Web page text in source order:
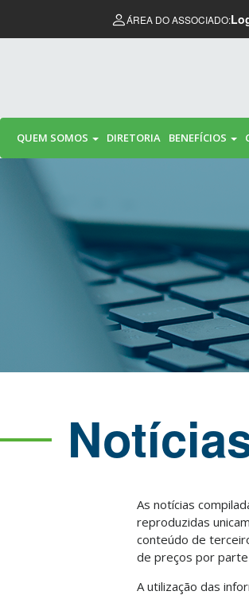
Pular para o conteúdoÁREA DO ASSOCIADO:
QUEM SOMOS DIRETORIA BENEFÍCIOS
As notícias
reproduzidas
conteúdo de
de preços por
A utilização das